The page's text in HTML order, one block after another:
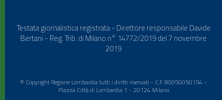
Testata giornalistica registrata - Direttore responsabile Davide
Bertani - Reg. Trib. di Milano n° 14772/2019 del 7 novembre
2019
© Copyright Regione Lombardia tutti i diritti riservati - C.F. 80050050154 -
Piazza Città di Lombardia 1 - 20124 Milano